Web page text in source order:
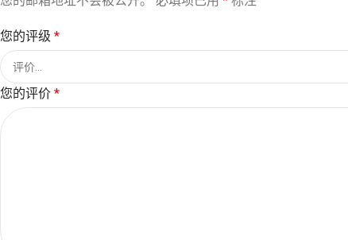
您的评级 *
您的评价 *